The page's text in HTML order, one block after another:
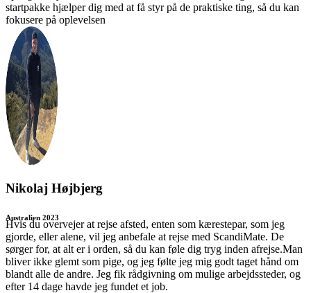
startpakke hjælper dig med at få styr på de praktiske ting, så du kan
fokusere på oplevelsen
Nikolaj Højbjerg
Australien 2023
Hvis du overvejer at rejse afsted, enten som kærestepar, som jeg
gjorde, eller alene, vil jeg anbefale at rejse med ScandiMate. De
sørger for, at alt er i orden, så du kan føle dig tryg inden afrejse.Man
bliver ikke glemt som pige, og jeg følte jeg mig godt taget hånd om
blandt alle de andre. Jeg fik rådgivning om mulige arbejdssteder, og
efter 14 dage havde jeg fundet et job.